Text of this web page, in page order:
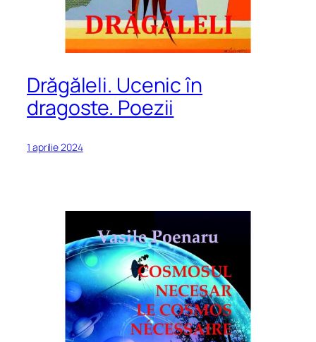
Drăgăleli. Ucenic în
dragoste. Poezii
1 aprilie 2024